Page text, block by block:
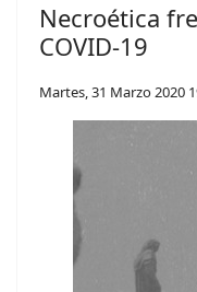
Necroética
COVID-19
Martes, 31 Marzo 2020